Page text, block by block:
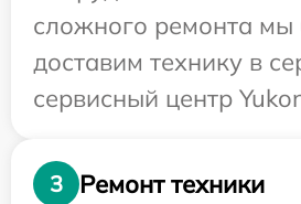
сложного ремонта мы
доставим технику в
сервисный центр
3
Ремонт техники